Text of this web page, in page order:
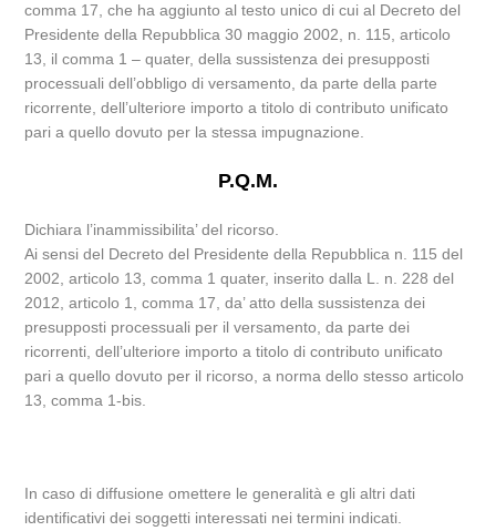
comma 17, che ha aggiunto al testo unico di cui al Decreto del
Presidente della Repubblica 30 maggio 2002, n. 115, articolo
13, il comma 1 – quater, della sussistenza dei presupposti
processuali dell’obbligo di versamento, da parte della parte
ricorrente, dell’ulteriore importo a titolo di contributo unificato
pari a quello dovuto per la stessa impugnazione.
P.Q.M.
Dichiara l’inammissibilita’ del ricorso.
Ai sensi del Decreto del Presidente della Repubblica n. 115 del
2002, articolo 13, comma 1 quater, inserito dalla L. n. 228 del
2012, articolo 1, comma 17, da’ atto della sussistenza dei
presupposti processuali per il versamento, da parte dei
ricorrenti, dell’ulteriore importo a titolo di contributo unificato
pari a quello dovuto per il ricorso, a norma dello stesso articolo
13, comma 1-bis.
In caso di diffusione omettere le generalità e gli altri dati
identificativi dei soggetti interessati nei termini indicati.